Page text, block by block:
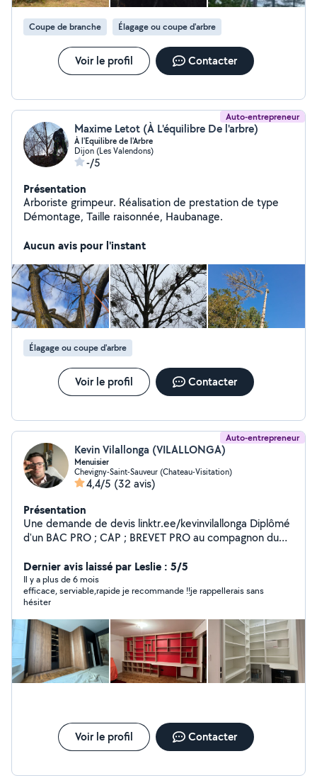
Coupe de branche Élagage ou coupe d'arbre
Voir le profil Contacter
Auto-entrepreneur
Maxime Letot (À L'équilibre De l'arbre)
À l'Equilibre de l'Arbre
Dijon (Les Valendons)
-/5
Présentation
Arboriste grimpeur. Réalisation de prestation de type
Démontage, Taille raisonnée, Haubanage.
Aucun avis pour l'instant
Élagage ou coupe d'arbre
Voir le profil Contacter
Auto-entrepreneur
Kevin Vilallonga (VILALLONGA)
Menuisier
Chevigny-Saint-Sauveur (Chateau-Visitation)
4,4/5 (32 avis)
Présentation
Une demande de devis linktr.ee/kevinvilallonga Diplômé
d'un BAC PRO ; CAP ; BREVET PRO au compagnon du
PROFESSIONNEL et passionnée avant tous. Réalisation
de prestations de menuiserie : - Menuiserie int/ext -
Parquet quelconque - Agencement sur mesure - Pose
de cuisine/dressing/bibliothèque
Dernier avis laissé par Leslie : 5/5
Il y a plus de 6 mois
efficace, serviable,rapide je recommande !!je rappellerais sans
hésiter
Voir le profil Contacter